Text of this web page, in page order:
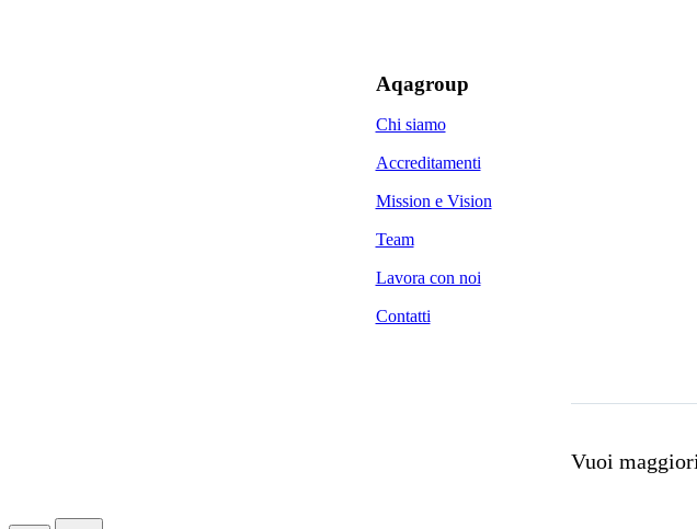
Aqagroup
Chi siamo
Accreditamenti
Mission e Vision
Team
Lavora con noi
Contatti
Vuoi